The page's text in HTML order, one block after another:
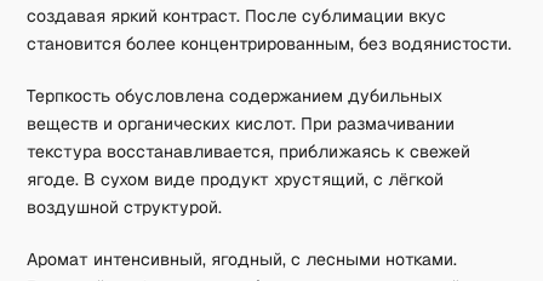
создавая яркий контраст. После сублимации вкус
становится более концентрированным, без водянистости.
Терпкость обусловлена содержанием дубильных
веществ и органических кислот. При размачивании
текстура восстанавливается, приближаясь к свежей
ягоде. В сухом виде продукт хрустящий, с лёгкой
воздушной структурой.
Аромат интенсивный, ягодный, с лесными нотками.